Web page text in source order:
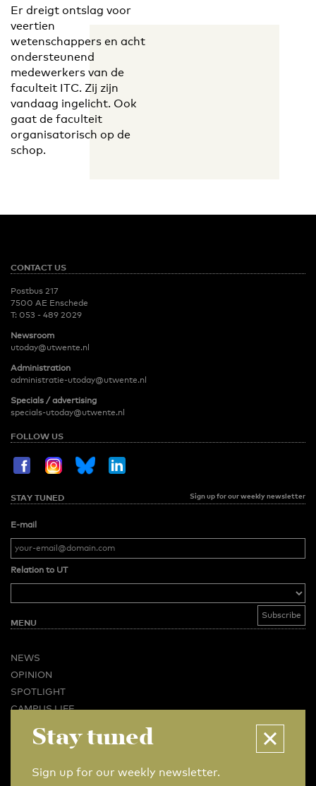
Er dreigt ontslag voor
veertien
wetenschappers en acht
ondersteunend
medewerkers van de
faculteit ITC. Zij zijn
vandaag ingelicht. Ook
gaat de faculteit
organisatorisch op de
schop.
CONTACT US
Postbus 217
7500 AE Enschede
T: 053 - 489 2029
Newsroom
utoday@utwente.nl
Administration
administratie-utoday@utwente.nl
Specials / advertising
specials-utoday@utwente.nl
FOLLOW US
STAY TUNED Sign up for our weekly newsletter
E-mail
Relation to UT
MENU
NEWS
OPINION
SPOTLIGHT
CAMPUS LIFE
BUSINESS & CAREER
Stay tuned
Sign up for our weekly newsletter.